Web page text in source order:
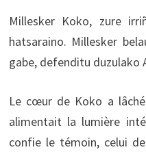
Millesker Koko, zure
hatsaraino. Millesker
gabe, defenditu duzulako
Le cœur de Koko a
alimentait la lumière
confie le témoin, celui